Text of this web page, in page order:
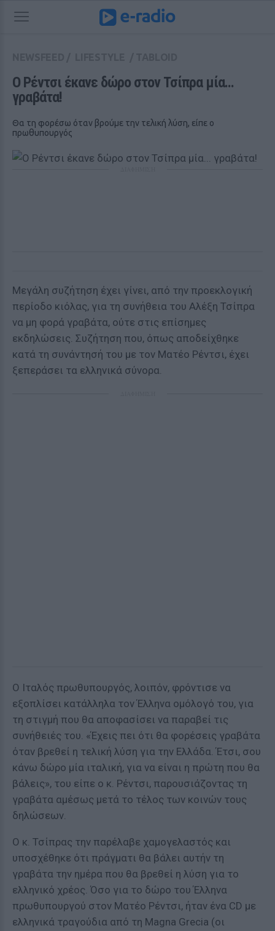
Ο Ρέντσι έκανε δώρο στον Τσίπρα μία...
γραβάτα!
Θα τη φορέσω όταν βρούμε την τελική λύση, είπε ο
πρωθυπουργός
Μεγάλη συζήτηση έχει γίνει, από την προεκλογική
περίοδο κιόλας, για τη συνήθεια του Αλέξη Τσίπρα
να μη φορά γραβάτα, ούτε στις επίσημες
εκδηλώσεις. Συζήτηση που, όπως αποδείχθηκε
κατά τη συνάντησή του με τον Ματέο Ρέντσι, έχει
ξεπεράσει τα ελληνικά σύνορα.
Ο Ιταλός πρωθυπουργός, λοιπόν, φρόντισε να
εξοπλίσει κατάλληλα τον Έλληνα ομόλογό του, για
τη στιγμή που θα αποφασίσει να παραβεί τις
συνήθειές του. «Έχεις πει ότι θα φορέσεις γραβάτα
όταν βρεθεί η τελική λύση για την Ελλάδα. Έτσι, σου
κάνω δώρο μία ιταλική, για να είναι η πρώτη που θα
βάλεις», του είπε ο κ. Ρέντσι, παρουσιάζοντας τη
γραβάτα αμέσως μετά το τέλος των κοινών τους
δηλώσεων.
Ο κ. Τσίπρας την παρέλαβε χαμογελαστός και
υποσχέθηκε ότι πράγματι θα βάλει αυτήν τη
γραβάτα την ημέρα που θα βρεθεί η λύση για το
ελληνικό χρέος. Όσο για το δώρο του Έλληνα
πρωθυπουργού στον Ματέο Ρέντσι, ήταν ένα CD με
ελληνικά τραγούδια από τη Magna Grecia (οι